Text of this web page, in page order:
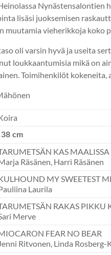
Nynästensalontien
lisäsi juoksemisen
muutamia vieherikkoja koko
oli varsin hyvä ja useita
loukkaantumisia mikä on
Toimihenkilöt kokeneita,
cm
KAS MAALISSA
Räsänen, Harri Räsänen
MY SWEETEST
Laurila
RAKAS PIKKU
Merve
FEAR NO BEAR
Ritvonen, Linda Rosberg-